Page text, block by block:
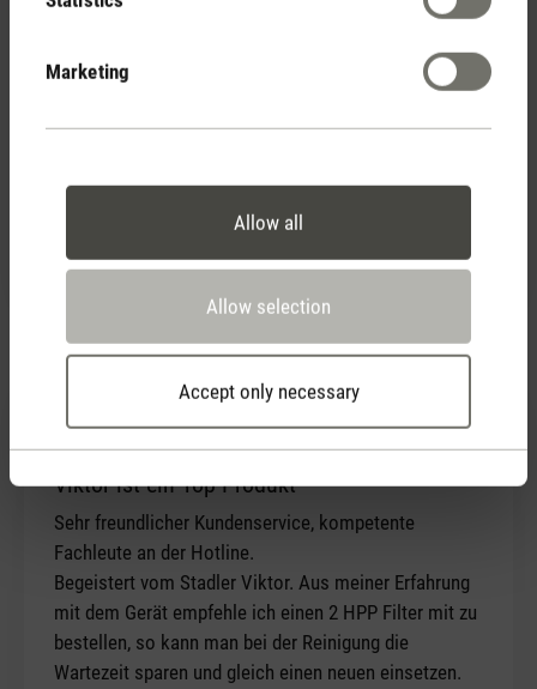
Marketing
Allow all
Allow selection
Accept only necessary
Habe einen 2. Viktor Bestellt bei Ihnen für meine
Küche. Wie auch bei meiner ersten Bewertung hat
beste Produkt das ich auf dem Markt .
Bestellen, so kann man Direkt einen neuen Filter
Einsetzen ohne zu warten bis der HPP Filter Trocken
ist. Freundliche Grüsse
31 March 2020 00:00
Viktor ist ein Top Produkt
Sehr freundlicher Kundenservice, kompetente
Fachleute an der Hotline.
Begeistert vom Stadler Viktor. Aus meiner Erfahrung
mit dem Gerät empfehle ich einen 2 HPP Filter mit zu
bestellen, so kann man bei der Reinigung die
Wartezeit sparen und gleich einen neuen einsetzen.